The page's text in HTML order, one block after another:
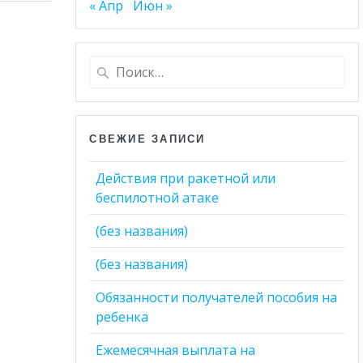
« Апр Июн »
Найти:
СВЕЖИЕ ЗАПИСИ
Действия при ракетной или
беспилотной атаке
(без названия)
(без названия)
Обязанности получателей пособия на
ребенка
Ежемесячная выплата на